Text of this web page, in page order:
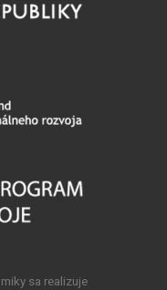
sa realizuje